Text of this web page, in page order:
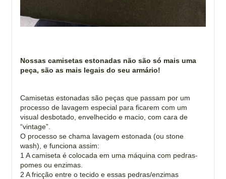
Nossas camisetas estonadas não são só mais uma
peça, são as mais legais do seu armário!
Camisetas estonadas são peças que passam por um
processo de lavagem especial para ficarem com um
visual desbotado, envelhecido e macio, com cara de
“vintage”.
O processo se chama lavagem estonada (ou stone
wash), e funciona assim:
1 A camiseta é colocada em uma máquina com pedras-
pomes ou enzimas.
2 A fricção entre o tecido e essas pedras/enzimas